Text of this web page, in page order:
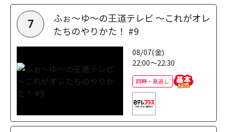
7
ふぉ～ゆ～の王道テレビ ～これがオレ
たちのやりかた！ #9
08/07(金)
22:00～22:30
同時・見逃し